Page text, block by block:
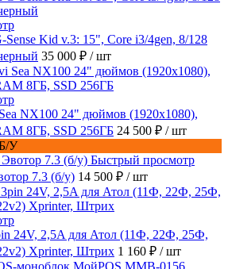
Sense Kid v.3: 15", Core i3/4gen, 8/128
35 000 ₽ / шт
NX100 24" дюймов (1920x1080),
8ГБ, SSD 256ГБ 24 500 ₽ / шт
У
Быстрый просмотр
7.3 (б/у) 14 500 ₽ / шт
24V, 2,5A для Атол (11Ф, 22Ф, 25Ф,
Xprinter, Штрих 1 160 ₽ / шт